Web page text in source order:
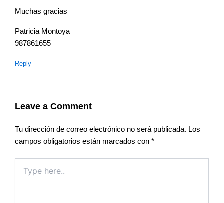
Muchas gracias
Patricia Montoya
987861655
Reply
Leave a Comment
Tu dirección de correo electrónico no será publicada. Los
campos obligatorios están marcados con *
here..